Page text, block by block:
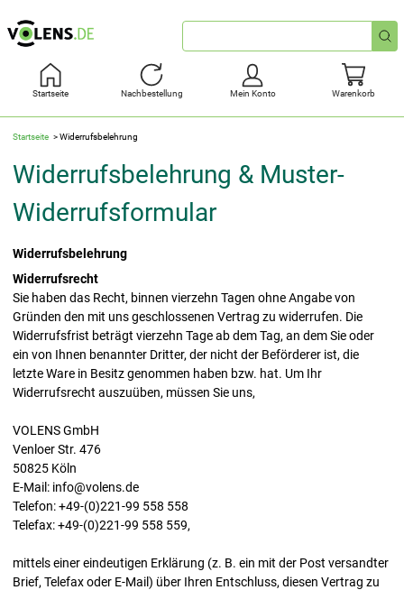
Schnellsuche
Startseite Nachbestellung Mein Konto Warenkorb
Startseite Widerrufsbelehrung
Widerrufsbelehrung & Muster-
Widerrufsformular
Widerrufsbelehrung
Widerrufsrecht
Sie haben das Recht, binnen vierzehn Tagen ohne Angabe von
Gründen den mit uns geschlossenen Vertrag zu widerrufen. Die
Widerrufsfrist beträgt vierzehn Tage ab dem Tag, an dem Sie oder
ein von Ihnen benannter Dritter, der nicht der Beförderer ist, die
letzte Ware in Besitz genommen haben bzw. hat. Um Ihr
Widerrufsrecht auszuüben, müssen Sie uns,
VOLENS GmbH
Venloer Str. 476
50825 Köln
E-Mail: info@volens.de
Telefon: +49-(0)221-99 558 558
Telefax: +49-(0)221-99 558 559,
mittels einer eindeutigen Erklärung (z. B. ein mit der Post versandter
Brief, Telefax oder E-Mail) über Ihren Entschluss, diesen Vertrag zu